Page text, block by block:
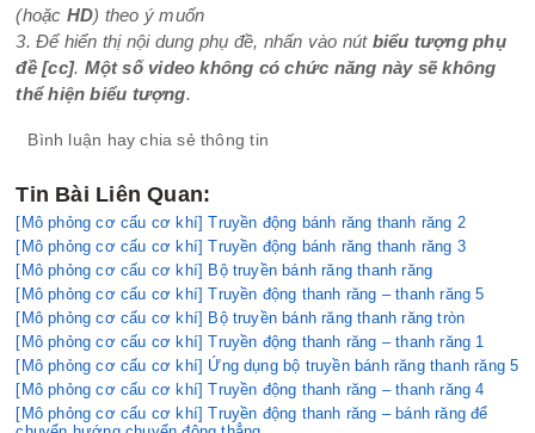
(hoặc HD) theo ý muốn
3. Để hiển thị nội dung phụ đề, nhấn vào nút biểu tượng phụ
đề [cc]. Một số video không có chức năng này sẽ không
thể hiện biểu tượng.
Bình luận hay chia sẻ thông tin
Tin Bài Liên Quan:
[Mô phỏng cơ cấu cơ khí] Truyền động bánh răng thanh răng 2
[Mô phỏng cơ cấu cơ khí] Truyền động bánh răng thanh răng 3
[Mô phỏng cơ cấu cơ khí] Bộ truyền bánh răng thanh răng
[Mô phỏng cơ cấu cơ khí] Truyền động thanh răng – thanh răng 5
[Mô phỏng cơ cấu cơ khí] Bộ truyền bánh răng thanh răng tròn
[Mô phỏng cơ cấu cơ khí] Truyền động thanh răng – thanh răng 1
[Mô phỏng cơ cấu cơ khí] Ứng dụng bộ truyền bánh răng thanh răng 5
[Mô phỏng cơ cấu cơ khí] Truyền động thanh răng – thanh răng 4
[Mô phỏng cơ cấu cơ khí] Truyền động thanh răng – bánh răng để